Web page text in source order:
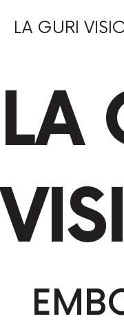
LA GURI
LA